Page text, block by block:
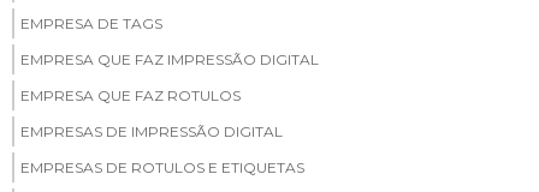
EMPRESA DE TAGS
EMPRESA QUE FAZ IMPRESSÃO DIGITAL
EMPRESA QUE FAZ ROTULOS
EMPRESAS DE IMPRESSÃO DIGITAL
EMPRESAS DE ROTULOS E ETIQUETAS